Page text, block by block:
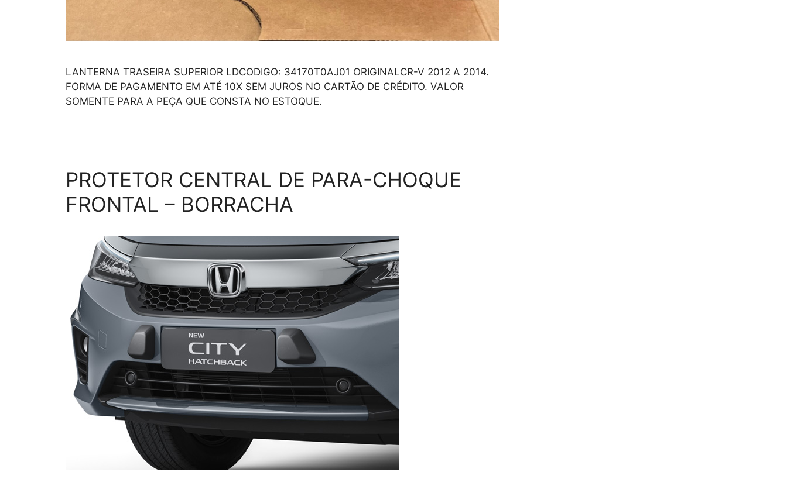
LANTERNA TRASEIRA SUPERIOR LDCODIGO: 34170T0AJ01 ORIGINALCR-V 2012 A 2014.
FORMA DE PAGAMENTO EM ATÉ 10X SEM JUROS NO CARTÃO DE CRÉDITO. VALOR
SOMENTE PARA A PEÇA QUE CONSTA NO ESTOQUE.
PROTETOR CENTRAL DE PARA-CHOQUE
FRONTAL – BORRACHA